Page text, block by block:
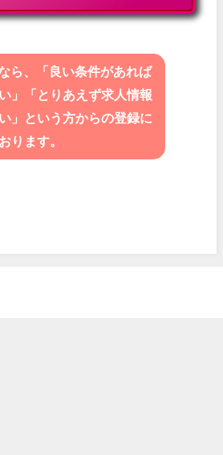
ら、「良い条件があれば
」「とりあえず求人情報
」という方からの登録に
ります。